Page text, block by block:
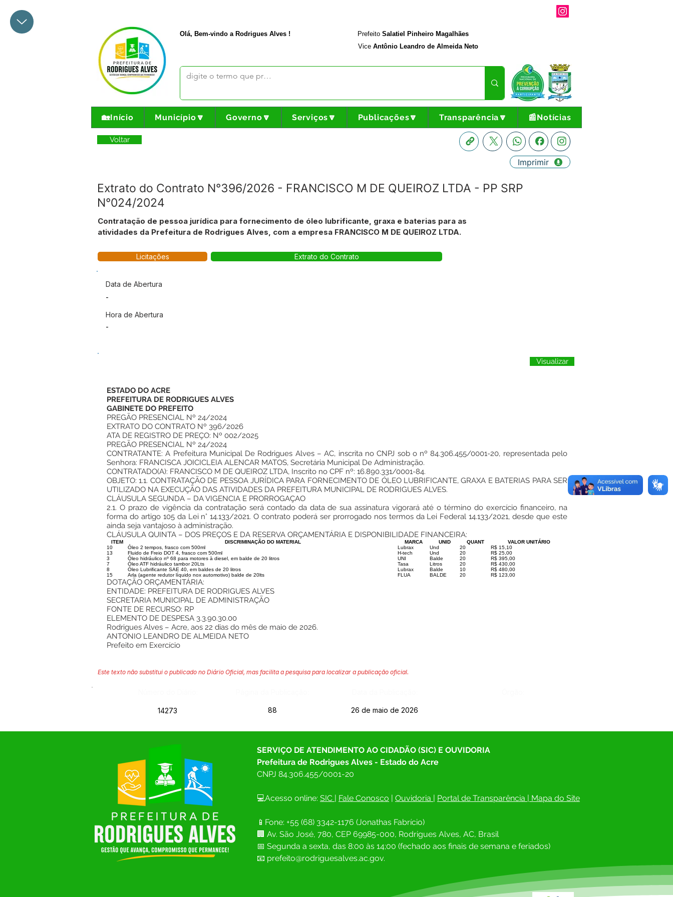
Olá, Bem-vindo a Rodrigues Alves ! Prefeito Salatiel Pinheiro Magalhães
Vice Antônio Leandro de Almeida Neto
🏡Início Município🔽 Governo🔽 Serviços🔽 Publicações🔽 Transparência🔽 📰Notícias
Voltar
Extrato do Contrato N°396/2026 - FRANCISCO M DE QUEIROZ LTDA - PP SRP
N°024/2024
Imprimir
Contratação de pessoa jurídica para fornecimento de óleo lubrificante, graxa e baterias para as
atividades da Prefeitura de Rodrigues Alves, com a empresa FRANCISCO M DE QUEIROZ LTDA.
Licitações Extrato do Contrato
Data de Abertura
-
Hora de Abertura
-
Visualizar
ESTADO DO ACRE
PREFEITURA DE RODRIGUES ALVES
GABINETE DO PREFEITO
PREGÃO PRESENCIAL Nº 24/2024
EXTRATO DO CONTRATO Nº 396/2026
ATA DE REGISTRO DE PREÇO: Nº 002/2025
PREGÃO PRESENCIAL Nº 24/2024
CONTRATANTE: A Prefeitura Municipal De Rodrigues Alves – AC, inscrita no CNPJ sob o nº 84.306.455/0001-20, representada pelo
Senhora: FRANCISCA JOICICLEIA ALENCAR MATOS, Secretária Municipal De Administração.
CONTRATADO(A): FRANCISCO M DE QUEIROZ LTDA, Inscrito no CPF nº: 16.890.331/0001-84.
OBJETO: 1.1. CONTRATAÇÃO DE PESSOA JURÍDICA PARA FORNECIMENTO DE ÓLEO LUBRIFICANTE, GRAXA E BATERIAS PARA SER
UTILIZADO NA EXECUÇÃO DAS ATIVIDADES DA PREFEITURA MUNICIPAL DE RODRIGUES ALVES.
CLÁUSULA SEGUNDA – DA VIGENCIA E PRORROGAÇAO
2.1. O prazo de vigência da contratação será contado da data de sua assinatura vigorará até o término do exercício financeiro, na
forma do artigo 105 da Lei n° 14.133/2021. O contrato poderá ser prorrogado nos termos da Lei Federal 14.133/2021, desde que este
ainda seja vantajoso à administração.
CLÁUSULA QUINTA – DOS PREÇOS E DA RESERVA ORÇAMENTÁRIA E DISPONIBILIDADE FINANCEIRA:
ITEM DISCRIMINAÇÃO DO MATERIAL MARCA UNID QUANT
VALOR UNITÁRIO
10
Óleo 2 tempos, frasco com 500ml Lubrax Und 20
R$ 15,10
13
Fluido de Freio DOT 4, frasco com 500ml H-tech Und 20
R$ 25,00
3
Óleo hidráulico nº 68 para motores à diesel, em balde de 20 litros UNI Balde 20
R$ 395,00
7
Óleo ATF hidráulico tambor 20Lts Tasa Litros 20
R$ 430,00
8
Óleo Lubrificante SAE 40, em baldes de 20 litros Lubrax Balde 10
R$ 480,00
15
Arla (agente redutor líquido nox automotivo) balde de 20lts FLUA BALDE 20 R$ 123,00
DOTAÇÃO ORÇAMENTÁRIA:
ENTIDADE: PREFEITURA DE RODRIGUES ALVES
SECRETARIA MUNICIPAL DE ADMINISTRAÇÃO
FONTE DE RECURSO: RP
ELEMENTO DE DESPESA 3.3.90.30.00
Rodrigues Alves – Acre, aos 22 dias do mês de maio de 2026.
ANTONIO LEANDRO DE ALMEIDA NETO
Prefeito em Exercício
Este texto não substitui o publicado no Diário Oficial, mas facilita a pesquisa para localizar a publicação oficial.
14273 88 26 de maio de 2026
SERVIÇO DE ATENDIMENTO AO CIDADÃO (SIC) E OUVIDORIA
Prefeitura de Rodrigues Alves - Estado do Acre
CNPJ 84.306.455/0001-20
💻Acesso online: SIC | Fale Conosco | Ouvidoria | Portal de Transparência | Mapa do Site
📱Fone: +55 (68) 3342-1176 (Jonathas Fabrício)
🏢 Av. São José, 780, CEP 69985-000, Rodrigues Alves, AC, Brasil
📅 Segunda a sexta, das 8:00 às 14;00 (fechado aos finais de semana e feriados)
📧 prefeito@rodriguesalves.ac.gov.